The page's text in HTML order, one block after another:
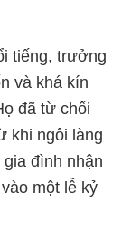
tiếng, trưởng
và khá kín
đã từ chối
khi ngôi làng
đình nhận
một lễ kỷ